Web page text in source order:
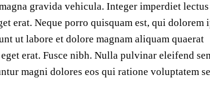
gravida vehicula. Integer imperdiet
erat. Neque porro quisquam est, qui dolorem
ut labore et dolore magnam aliquam quaerat
erat. Fusce nibh. Nulla pulvinar eleifend
magni dolores eos qui ratione voluptatem